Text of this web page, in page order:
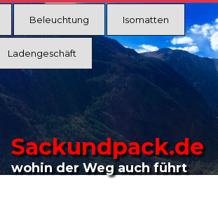
Beleuchtung Isomatten
Ladengeschäft
Sackundpack.de
wohin der Weg auch führt